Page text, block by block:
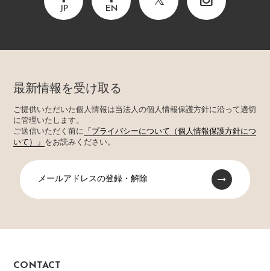
JP EN
最新情報を受け取る
ご提供いただいた個人情報は当法人の個人情報保護方針に沿って適切
に管理いたします。
ご送信いただく前に
「プライバシーについて（個人情報保護方針につ
いて）」 をお読みください。
メールアドレスの登録・解除
CONTACT